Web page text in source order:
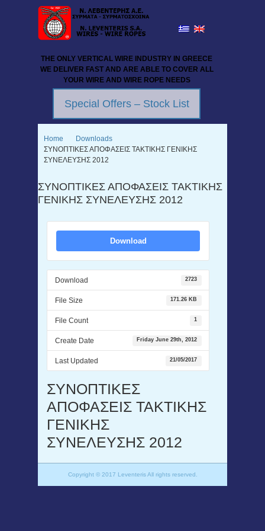
THE ONLY VERTICAL WIRE INDUSTRY IN GREECE
WE DELIVER FAST AND ARE ABLE TO COVER ALL
YOUR WIRE AND WIRE ROPE NEEDS
Special Offers – Stock List
Home
Downloads
ΣΥΝΟΠΤΙΚΕΣ ΑΠΟΦΑΣΕΙΣ ΤΑΚΤΙΚΗΣ ΓΕΝΙΚΗΣ
ΣΥΝΕΛΕΥΣΗΣ 2012
ΣΥΝΟΠΤΙΚΕΣ ΑΠΟΦΑΣΕΙΣ ΤΑΚΤΙΚΗΣ
ΓΕΝΙΚΗΣ ΣΥΝΕΛΕΥΣΗΣ 2012
Download
Download 2723
File Size 171.26 KB
File Count 1
Create Date Friday June 29th, 2012
Last Updated 21/05/2017
ΣΥΝΟΠΤΙΚΕΣ
ΑΠΟΦΑΣΕΙΣ ΤΑΚΤΙΚΗΣ
ΓΕΝΙΚΗΣ
ΣΥΝΕΛΕΥΣΗΣ 2012
Copyright © 2017 Leventeris All rights reserved.